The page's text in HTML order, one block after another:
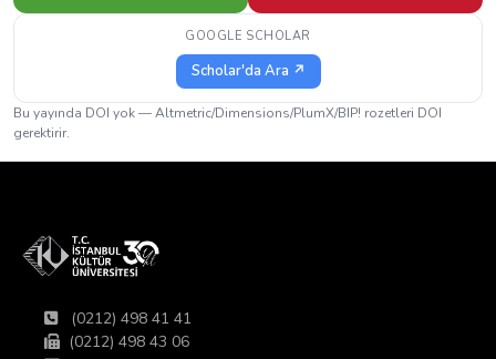
GOOGLE SCHOLAR
Scholar'da Ara ↗
Bu yayında DOI yok — Altmetric/Dimensions/PlumX/BIP! rozetleri DOI
gerektirir.
(0212) 498 41 41
(0212) 498 43 06